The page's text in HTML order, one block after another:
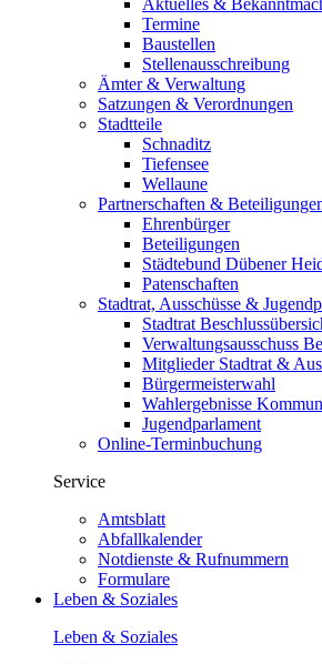
Aktuelles &
Termine
Baustellen
Stellenausschreibung
Ämter & Verwaltung
Satzungen & Verordnungen
Stadtteile
Schnaditz
Tiefensee
Wellaune
Partnerschaften &
Ehrenbürger
Beteiligungen
Städtebund Dübener
Patenschaften
Stadtrat, Ausschüsse &
Stadtrat
Verwaltungsausschuss
Mitglieder Stadtrat &
Bürgermeisterwahl
Wahlergebnisse
Jugendparlament
Online-Terminbuchung
Service
Amtsblatt
Abfallkalender
Notdienste & Rufnummern
Formulare
Leben & Soziales
Leben & Soziales